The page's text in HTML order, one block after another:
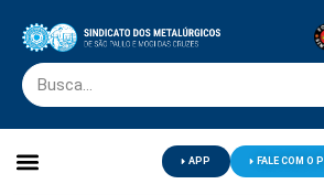
APP FALE COM O